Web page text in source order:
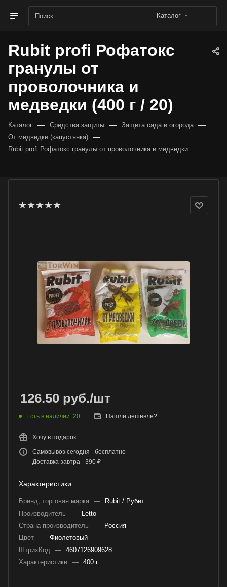
Каталог
Rubit profi Рофатокс
гранулы от
проволочника и
медведки (400 г / 20)
Каталог — Средства защиты — Защита сада и огорода —
От медведки (капустянка) —
Rubit profi Рофатокс гранулы от проволочника и медведки
126.50 руб./шт
Есть в наличии: 20 Нашли дешевле?
Хочу в подарок
Самовывоз сегодня - бесплатно
Доставка завтра - 390 ₽
Характеристики
Бренд, торговая марка —
Rubit / Рубит
Производитель
—
Letto
Страна производитель
—
Россия
Цвет — Фиолетовый
ШтрихКод — 4607126909628
Характеристики — 400 г